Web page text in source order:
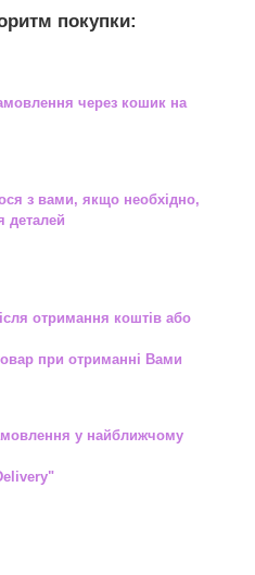
покупки:
через кошик на
з вами, якщо необхідно,
деталей
отримання коштів або
при отриманні Вами
у найближчому